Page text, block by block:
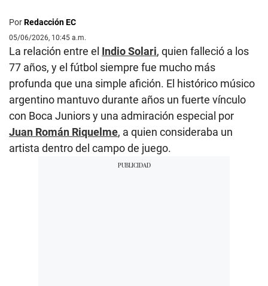
PorRedacción EC
05/06/2026, 10:45 a.m.
La relación entre el Indio Solari, quien falleció a los
77 años, y el fútbol siempre fue mucho más
profunda que una simple afición. El histórico músico
argentino mantuvo durante años un fuerte vínculo
con Boca Juniors y una admiración especial por
Juan Román Riquelme, a quien consideraba un
artista dentro del campo de juego.